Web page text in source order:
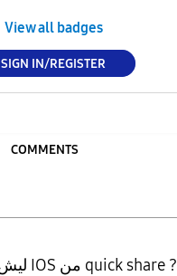
View all badges
SIGN IN/REGISTER
COMMENTS
ليش ما جاني مشاركة ل IOS من quick share ?